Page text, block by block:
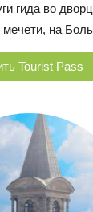
гида во
на
Tourist Pass